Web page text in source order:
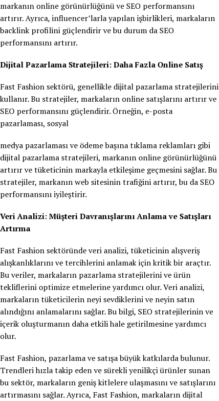
markanın online görünürlüğünü ve SEO performansını
artırır. Ayrıca, influencer’larla yapılan işbirlikleri, markaların
backlink profilini güçlendirir ve bu durum da SEO
performansını artırır.
Dijital Pazarlama Stratejileri: Daha Fazla Online Satış
Fast Fashion sektörü, genellikle dijital pazarlama stratejilerini
kullanır. Bu stratejiler, markaların online satışlarını artırır ve
SEO performansını güçlendirir. Örneğin, e-posta
pazarlaması, sosyal
medya pazarlaması ve ödeme başına tıklama reklamları gibi
dijital pazarlama stratejileri, markanın online görünürlüğünü
artırır ve tüketicinin markayla etkileşime geçmesini sağlar. Bu
stratejiler, markanın web sitesinin trafiğini artırır, bu da SEO
performansını iyileştirir.
Veri Analizi: Müşteri Davranışlarını Anlama ve Satışları
Artırma
Fast Fashion sektöründe veri analizi, tüketicinin alışveriş
alışkanlıklarını ve tercihlerini anlamak için kritik bir araçtır.
Bu veriler, markaların pazarlama stratejilerini ve ürün
tekliflerini optimize etmelerine yardımcı olur. Veri analizi,
markaların tüketicilerin neyi sevdiklerini ve neyin satın
alındığını anlamalarını sağlar. Bu bilgi, SEO stratejilerinin ve
içerik oluşturmanın daha etkili hale getirilmesine yardımcı
olur.
Fast Fashion, pazarlama ve satışa büyük katkılarda bulunur.
Trendleri hızla takip eden ve sürekli yenilikçi ürünler sunan
bu sektör, markaların geniş kitlelere ulaşmasını ve satışlarını
artırmasını sağlar. Ayrıca, Fast Fashion, markaların dijital